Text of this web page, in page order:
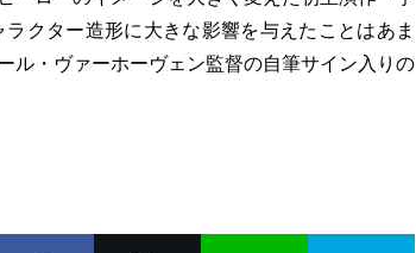
クター造形に大きな影響を与えたことはあま
ル・ヴァーホーヴェン監督の自筆サイン入りの